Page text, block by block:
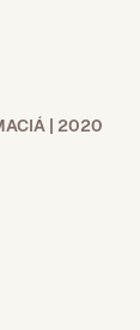
| 2020